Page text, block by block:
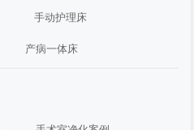
手动护理床
产病一体床